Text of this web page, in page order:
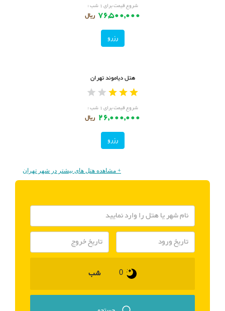
شروع قیمت برای ۱ شب :
76,500,000 ریال
رزرو
هتل دیاموند تهران
شروع قیمت برای ۱ شب :
26,000,000 ریال
رزرو
+ مشاهده هتل های بیشتر در شهر تهران
شب